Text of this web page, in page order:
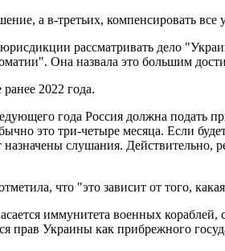
а в-третьих, компенсировать все
рассматривать дело
Она назвала это большим
2022 года.
года Россия должна подать
это три-четыре месяца. Если
слушания. Действительно,
что "это зависит от того,
иммунитета военных
прав Украины как прибрежного